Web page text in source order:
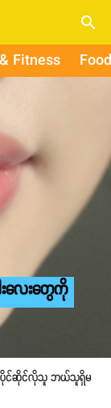
search
Fitness
လေးတွေကို
မပိုင်ဆိုင်လိုသူ ဘယ်သူရှိမ